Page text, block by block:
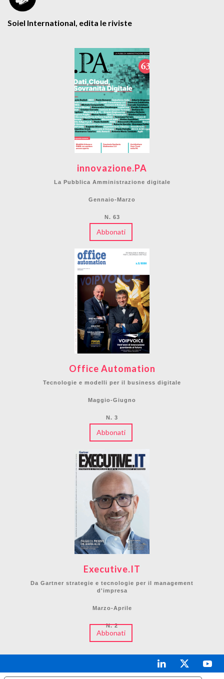
Soiel International, edita le riviste
innovazione.PA
La Pubblica Amministrazione digitale
Gennaio-Marzo
N. 63
Abbonati
Office Automation
Tecnologie e modelli per il business digitale
Maggio-Giugno
N. 3
Abbonati
Executive.IT
Da Gartner strategie e tecnologie per il management
d'impresa
Marzo-Aprile
N. 2
Abbonati